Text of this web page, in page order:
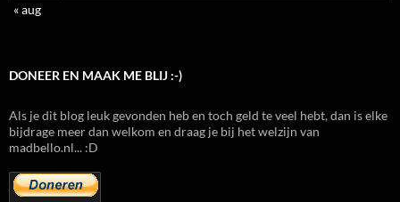
« aug
DONEER EN MAAK ME BLIJ :-)
Als je dit blog leuk gevonden heb en toch geld te veel hebt, dan is elke
bijdrage meer dan welkom en draag je bij het welzijn van
madbello.nl... :D